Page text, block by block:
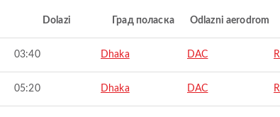
Dolazi Град поласка Odlazni aerodrom
03:40 Dhaka DAC
05:20 Dhaka DAC